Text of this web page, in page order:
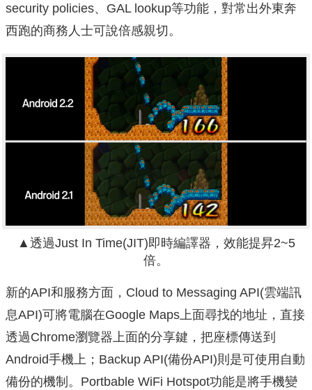
security policies、GAL lookup等功能，對常出外東奔
西跑的商務人士可說倍感親切。
▲透過Just In Time(JIT)即時編譯器，效能提昇2~5
倍。
新的API和服務方面，Cloud to Messaging API(雲端訊
息API)可將電腦在Google Maps上面尋找的地址，直接
透過Chrome瀏覽器上面的分享鍵，把座標傳送到
Android手機上；Backup API(備份API)則是可使用自動
備份的機制。Portbable WiFi Hotspot功能是將手機變